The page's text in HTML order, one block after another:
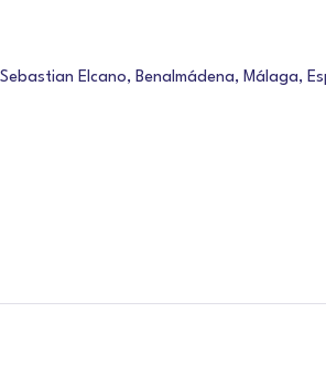
Elcano, Benalmádena, Málaga,